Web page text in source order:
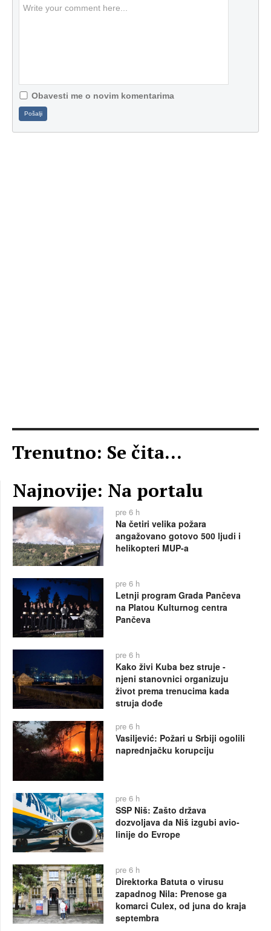
Obavesti me o novim komentarima
Pošalji
Trenutno: Se čita...
Najnovije: Na portalu
pre 6 h
Na četiri velika požara
angažovano gotovo 500 ljudi i
helikopteri MUP-a
pre 6 h
Letnji program Grada Pančeva
na Platou Kulturnog centra
Pančeva
pre 6 h
Kako živi Kuba bez struje -
njeni stanovnici organizuju
život prema trenucima kada
struja dođe
pre 6 h
Vasiljević: Požari u Srbiji ogolili
naprednjačku korupciju
pre 6 h
SSP Niš: Zašto država
dozvoljava da Niš izgubi avio-
linije do Evrope
pre 6 h
Direktorka Batuta o virusu
zapadnog Nila: Prenose ga
komarci Culex, od juna do kraja
septembra